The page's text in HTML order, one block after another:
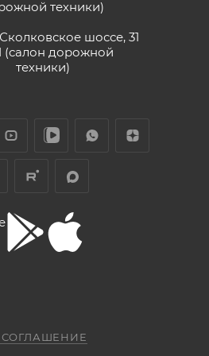
года, движок 172FMM-
от производителя -- 250
Под мой рост
Пока обкатываюсь,
Яндекс.Карты
техники)
шоссе, 31
(салон дорожной
техники)